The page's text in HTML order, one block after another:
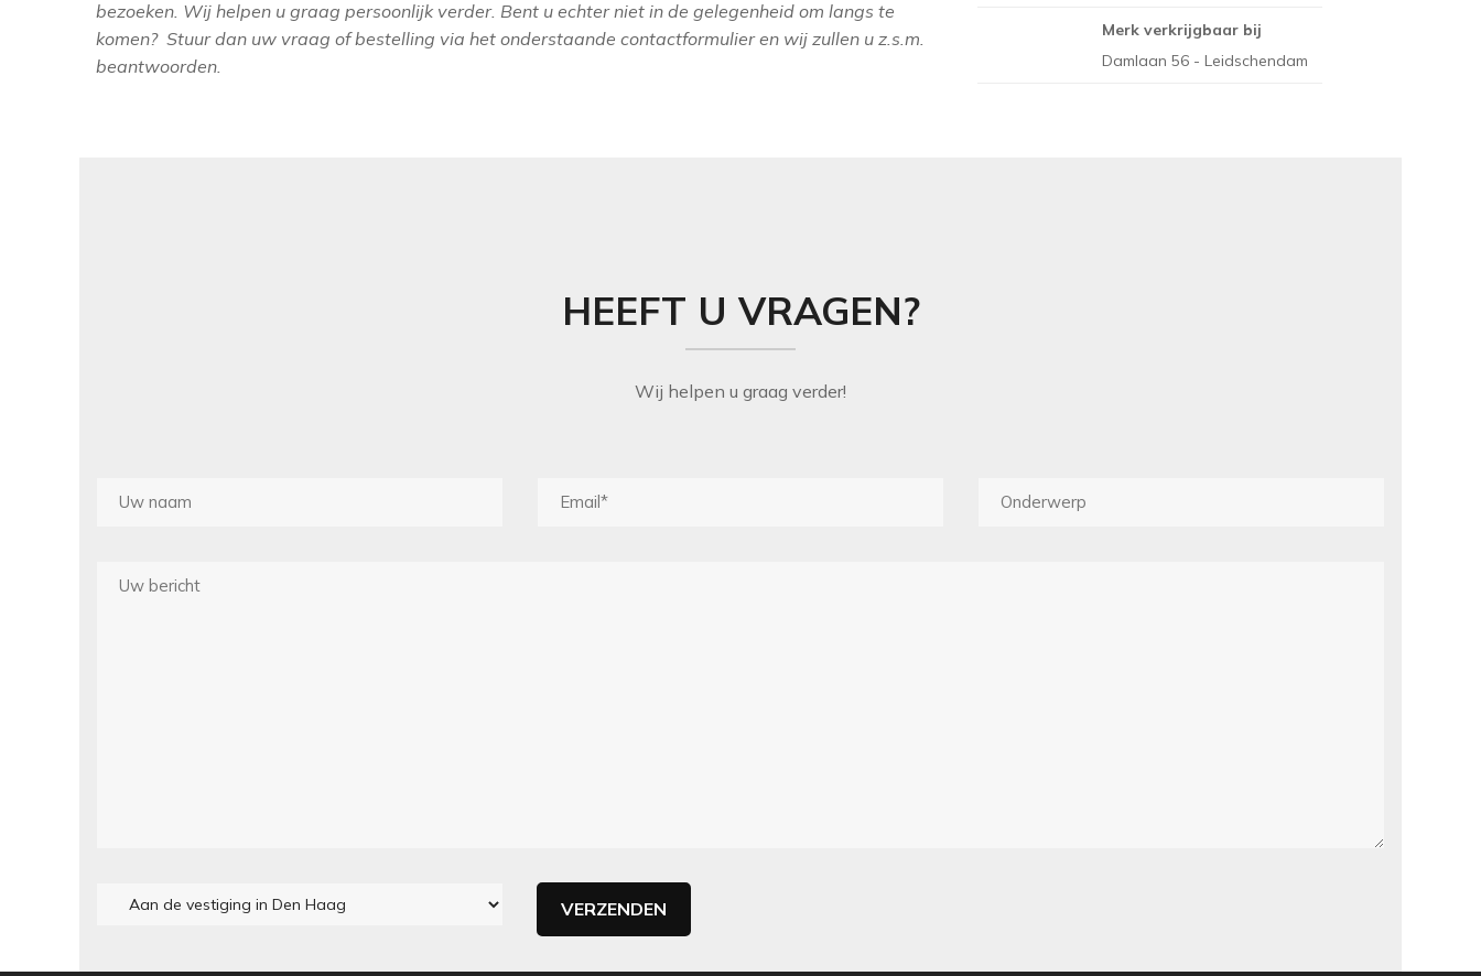
bezoeken. Wij helpen u graag persoonlijk verder. Bent u echter niet in de gelegenheid om langs te
komen? Stuur dan uw vraag of bestelling via het onderstaande contactformulier en wij zullen u z.s.m.
beantwoorden.
Merk verkrijgbaar bij
Damlaan 56 - Leidschendam
HEEFT U VRAGEN?
Wij helpen u graag verder!